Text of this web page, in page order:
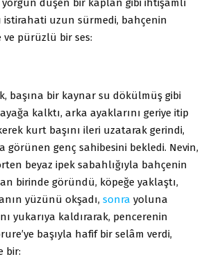
istirahati uzun sürmedi, bahçenin
pürüzlü bir ses:
başına bir kaynar su dökülmüş gibi
kalktı, arka ayaklarını geriye itip
kurt başını ileri uzatarak gerindi,
görünen genç sahibesini bekledi. Nevin,
beyaz ipek sabahlığıyla bahçenin
birinde göründü, köpeğe yaklaştı,
yüzünü okşadı, sonra yoluna
yukarıya kaldırarak, pencerenin
başıyla hafif bir selâm verdi,
bir: